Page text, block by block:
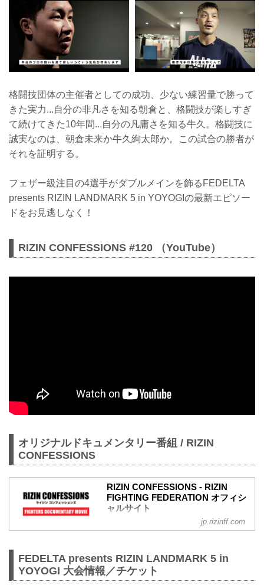
格闘技団体の主催者としての成功、少ない練習量で勝って
きた実力...自分の非凡さを知る朝倉と、格闘技が楽しすぎ
て続けてきた10年間...自分の凡庸さを知る牛久。格闘技に
誠実なのは、朝倉未来か牛久絢太郎か。この試合の勝者が
それを証明する。
フェザー級注目の4選手がダブルメインを飾るFEDELTA
presents RIZIN LANDMARK 5 in YOYOGIの最新エピソー
ドをお見逃しなく！
RIZIN CONFESSIONS #120 （YouTube）
オリジナルドキュメンタリー番組 / RIZIN
CONFESSIONS
RIZIN CONFESSIONS - RIZIN
FIGHTING FEDERATION オフィシ
ャルサイト
RIZIN CONFESSIONS の記事一覧 - 格闘
イジン ファイティング フェデレーショ
ン）の情報・加盟団体について発信して
いきます。
jp.rizinff.com
FEDELTA presents RIZIN LANDMARK 5 in
YOYOGI 大会情報／チケット